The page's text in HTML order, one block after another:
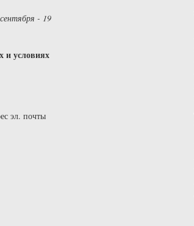
- 19
и условиях
эл. почты